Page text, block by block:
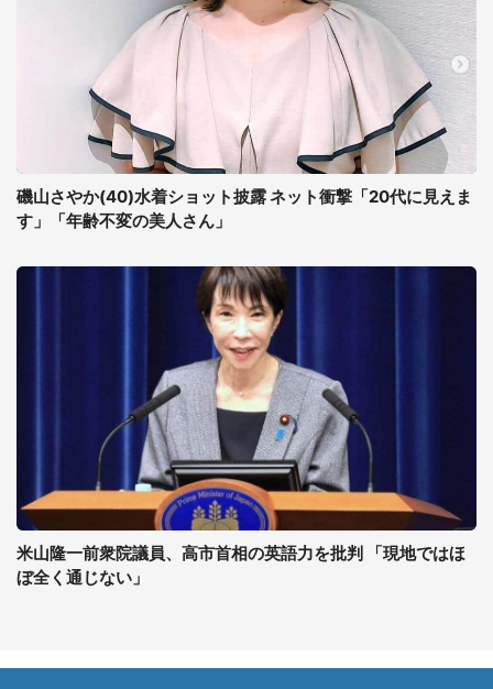
磯山さやか(40)水着ショット披露 ネット衝撃「20代に見えま
す」「年齢不変の美人さん」
米山隆一前衆院議員、高市首相の英語力を批判 「現地ではほ
ぼ全く通じない」